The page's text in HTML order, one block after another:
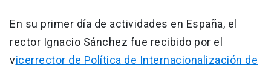
En su primer día de actividades en España, el
rector Ignacio Sánchez fue recibido por el
vicerrector de Política de Internacionalización de